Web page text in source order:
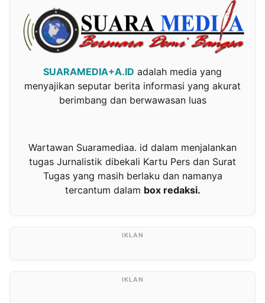
SUARAMEDIA+A.ID adalah media yang
menyajikan seputar berita informasi yang akurat
berimbang dan berwawasan luas
Wartawan Suaramediaa. id dalam menjalankan
tugas Jurnalistik dibekali Kartu Pers dan Surat
Tugas yang masih berlaku dan namanya
tercantum dalam box redaksi.